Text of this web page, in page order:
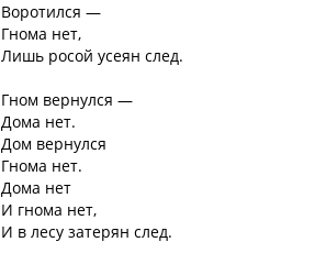
Воротился —
Гнома нет,
Лишь росой усеян след.
Гном вернулся —
Дома нет.
Дом вернулся
Гнома нет.
Дома нет
И гнома нет,
И в лесу затерян след.